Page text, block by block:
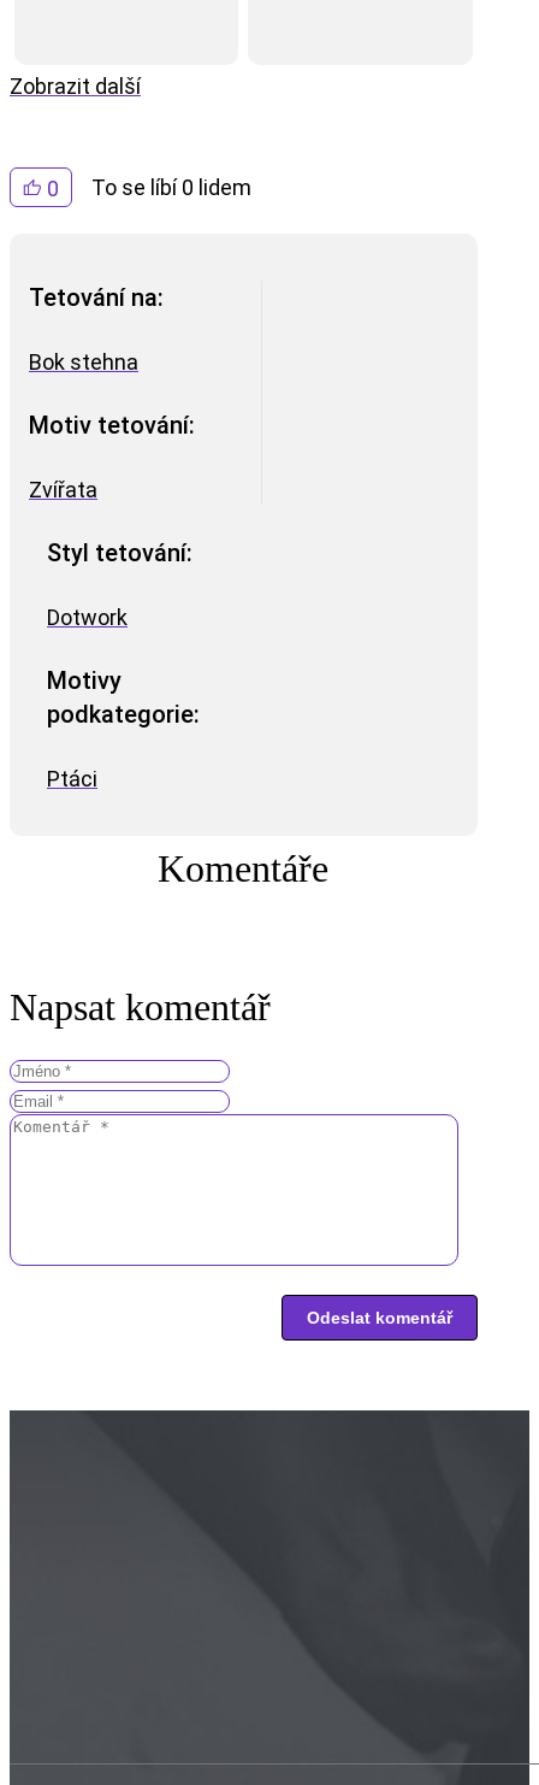
0 To se líbí 0 lidem
Tetování na:
Bok stehna
Motiv tetování:
Zvířata
Styl tetování:
Dotwork
Motivy
podkategorie:
Ptáci
Komentáře
Napsat komentář
Zobrazit další